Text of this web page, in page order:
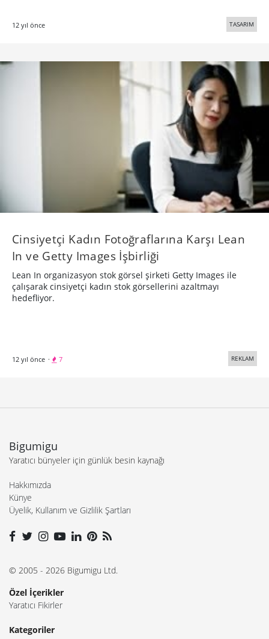
12 yıl önce TASARIM
Cinsiyetçi Kadın Fotoğraflarına Karşı Lean
In ve Getty Images İşbirliği
Lean In organizasyon stok görsel şirketi Getty Images ile
çalışarak cinsiyetçi kadın stok görsellerini azaltmayı
hedefliyor.
12 yıl önce · 7 REKLAM
Bigumigu
Yaratıcı bünyeler için günlük besin kaynağı
Hakkımızda
Künye
Üyelik, Kullanım ve Gizlilik Şartları
© 2005 - 2026 Bigumigu Ltd.
Özel İçerikler
Yaratıcı Fikirler
Kategoriler